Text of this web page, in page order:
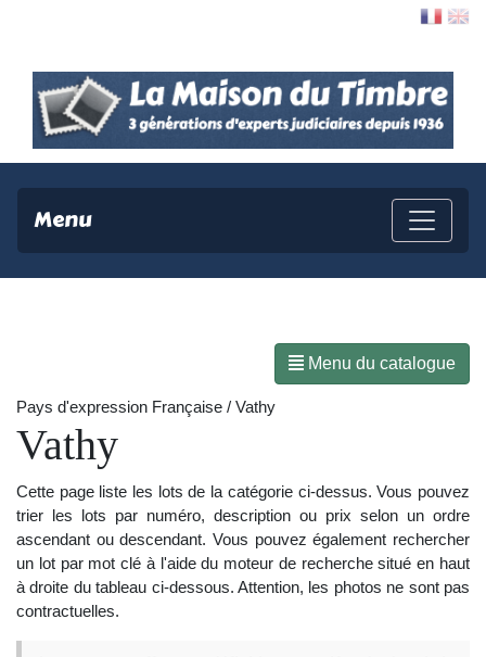
Menu
Menu du catalogue
Pays d'expression Française / Vathy
Vathy
Cette page liste les lots de la catégorie ci-dessus. Vous pouvez
trier les lots par numéro, description ou prix selon un ordre
ascendant ou descendant. Vous pouvez également rechercher
un lot par mot clé à l'aide du moteur de recherche situé en haut
à droite du tableau ci-dessous. Attention, les photos ne sont pas
contractuelles.